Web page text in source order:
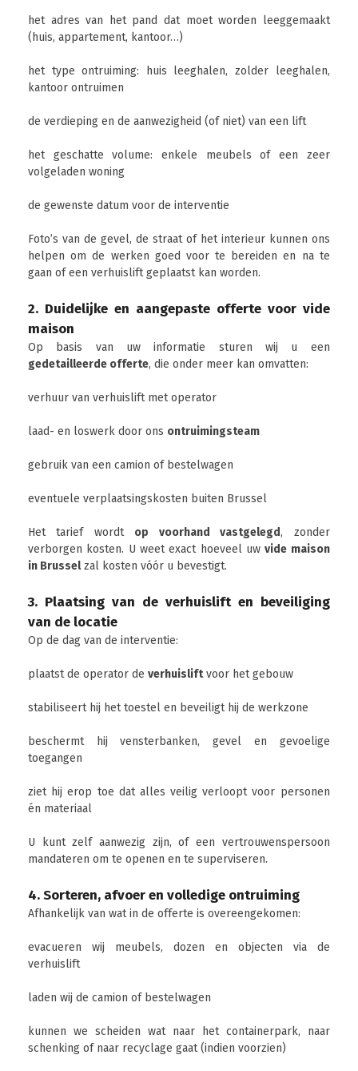
het adres van het pand dat moet worden leeggemaakt
(huis, appartement, kantoor…)
het type ontruiming: huis leeghalen, zolder leeghalen,
kantoor ontruimen
de verdieping en de aanwezigheid (of niet) van een lift
het geschatte volume: enkele meubels of een zeer
volgeladen woning
de gewenste datum voor de interventie
Foto’s van de gevel, de straat of het interieur kunnen ons
helpen om de werken goed voor te bereiden en na te
gaan of een verhuislift geplaatst kan worden.
2. Duidelijke en aangepaste offerte voor vide
maison
Op basis van uw informatie sturen wij u een
gedetailleerde offerte, die onder meer kan omvatten:
verhuur van verhuislift met operator
laad- en loswerk door ons ontruimingsteam
gebruik van een camion of bestelwagen
eventuele verplaatsingskosten buiten Brussel
Het tarief wordt op voorhand vastgelegd, zonder
verborgen kosten. U weet exact hoeveel uwvide maison
in Brusselzal kosten vóór u bevestigt.
3. Plaatsing van de verhuislift en beveiliging
van de locatie
Op de dag van de interventie:
plaatst de operator de verhuisliftvoor het gebouw
stabiliseert hij het toestel en beveiligt hij de werkzone
beschermt hij vensterbanken, gevel en gevoelige
toegangen
ziet hij erop toe dat alles veilig verloopt voor personen
én materiaal
U kunt zelf aanwezig zijn, of een vertrouwenspersoon
mandateren om te openen en te superviseren.
4. Sorteren, afvoer en volledige ontruiming
Afhankelijk van wat in de offerte is overeengekomen:
evacueren wij meubels, dozen en objecten via de
verhuislift
laden wij de camion of bestelwagen
kunnen we scheiden wat naar het containerpark, naar
schenking of naar recyclage gaat (indien voorzien)